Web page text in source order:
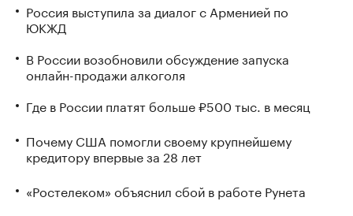
Россия выступила за диалог с Арменией по
ЮКЖД
В России возобновили обсуждение запуска
онлайн-продажи алкоголя
Где в России платят больше ₽500 тыс. в месяц
Почему США помогли своему крупнейшему
кредитору впервые за 28 лет
«Ростелеком» объяснил сбой в работе Рунета